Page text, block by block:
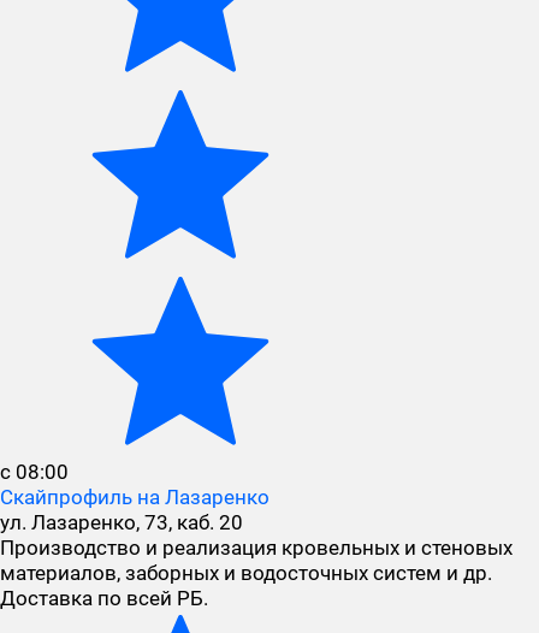
с 08:00
Скайпрофиль на Лазаренко
ул. Лазаренко, 73, каб. 20
Производство и реализация кровельных и стеновых
материалов, заборных и водосточных систем и др.
Доставка по всей РБ.